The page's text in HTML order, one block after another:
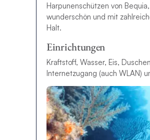
Harpunenschützen von
wunderschön und mit
Halt.
Einrichtungen
Kraftstoff, Wasser, Eis,
Internetzugang (auch WLAN)